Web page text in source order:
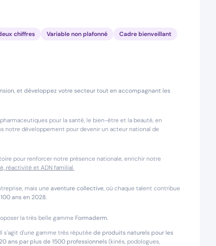
chiffres Variable non plafonné Cadre bienveillant
et développez votre secteur tout en accompagnant les
pour la santé, le bien-être et la beauté, en
notre développement pour devenir un acteur national de
pour renforcer notre présence nationale, enrichir notre
réactivité et ADN familial.
mais une aventure collective, où chaque talent contribue
ans en 2028.
la très belle gamme Formaderm.
s'agit d'une gamme très réputée de produits naturels pour les
ans par plus de 1500 professionnels(kinés, podologues,